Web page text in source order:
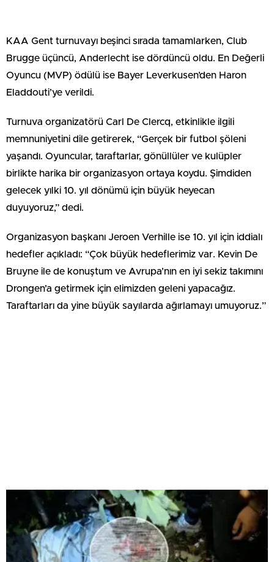
KAA Gent turnuvayı beşinci sırada tamamlarken, Club
Brugge üçüncü, Anderlecht ise dördüncü oldu. En Değerli
Oyuncu (MVP) ödülü ise Bayer Leverkusen’den Haron
Eladdouti’ye verildi.
Turnuva organizatörü Carl De Clercq, etkinlikle ilgili
memnuniyetini dile getirerek, “Gerçek bir futbol şöleni
yaşandı. Oyuncular, taraftarlar, gönüllüler ve kulüpler
birlikte harika bir organizasyon ortaya koydu. Şimdiden
gelecek yılki 10. yıl dönümü için büyük heyecan
duyuyoruz,” dedi.
Organizasyon başkanı Jeroen Verhille ise 10. yıl için iddialı
hedefler açıkladı: “Çok büyük hedeflerimiz var. Kevin De
Bruyne ile de konuştum ve Avrupa’nın en iyi sekiz takımını
Drongen’a getirmek için elimizden geleni yapacağız.
Taraftarları da yine büyük sayılarda ağırlamayı umuyoruz.”